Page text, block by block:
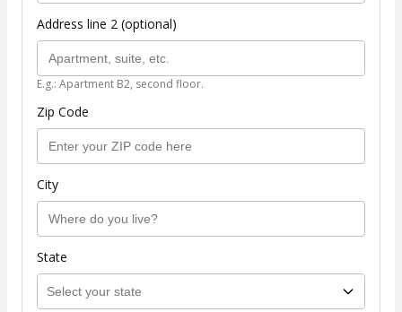
Address line 2 (optional)
E.g.: Apartment B2, second floor.
Zip Code
City
State